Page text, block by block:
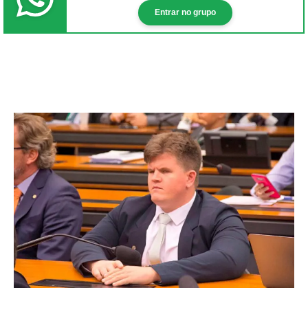
Entrar no grupo